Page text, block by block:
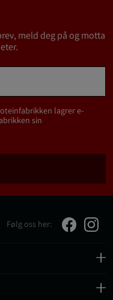
meld deg på og motta
lagrer e-
sin
Følg oss her: